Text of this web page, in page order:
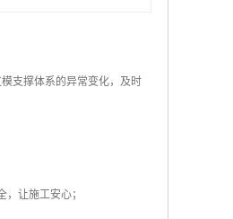
支撑体系的异常变化，及时
让施工安心；